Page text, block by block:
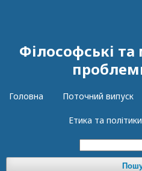
Філософські та
Головна Поточний випуск
Етика та політики